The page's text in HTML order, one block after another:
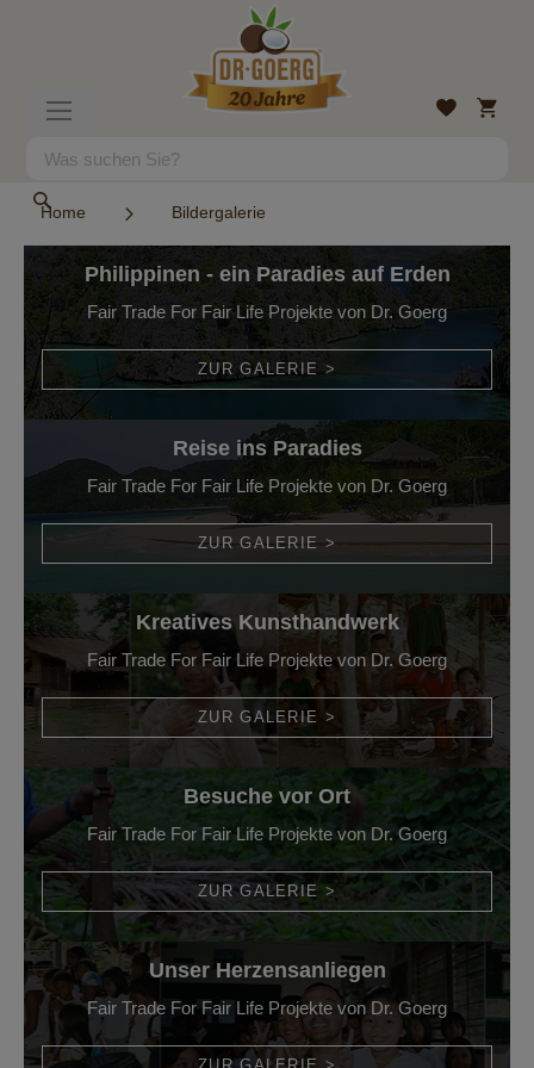
Suche
Wunschliste
Mein
Home Bildergalerie
Philippinen - ein Paradies auf Erden
Fair Trade For Fair Life Projekte von Dr. Goerg
ZUR GALERIE >
Reise ins Paradies
Fair Trade For Fair Life Projekte von Dr. Goerg
ZUR GALERIE >
Kreatives Kunsthandwerk
Fair Trade For Fair Life Projekte von Dr. Goerg
ZUR GALERIE >
Besuche vor Ort
Fair Trade For Fair Life Projekte von Dr. Goerg
ZUR GALERIE >
Unser Herzensanliegen
Fair Trade For Fair Life Projekte von Dr. Goerg